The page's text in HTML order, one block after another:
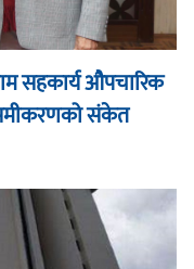
सहकार्य औपचारिक
संकेत